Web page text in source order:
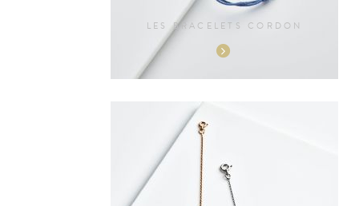
LES BRACELETS CORDON